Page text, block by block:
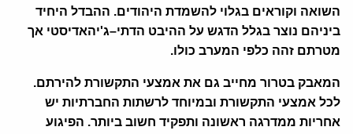
השואה וקוראים בגלוי להשמדת היהודים. ההבדל היחיד
ביניהם נוצר בגלל הדגש על ההיבט הדתי–ג'יהאדיסטי אך
מטרתם זהה כלפי המערב כולו.
המאבק בטרור מחייב גם את אמצעי התקשורת להירתם.
לכל אמצעי התקשורת ובמיוחד לרשתות החברתיות יש
אחריות ממדרגה ראשונה ותפקיד חשוב ביותר. הפיגוע